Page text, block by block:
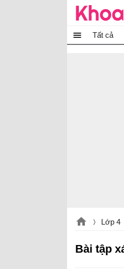
Tất cả
Lớp 4
Bài tập